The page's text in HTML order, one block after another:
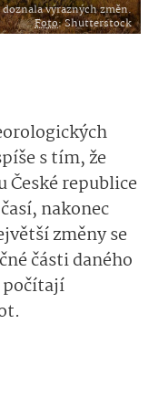
výrazných změn.
Foto: Shutterstock
s tím, že
České republice
nakonec
změny se
části daného
počítají